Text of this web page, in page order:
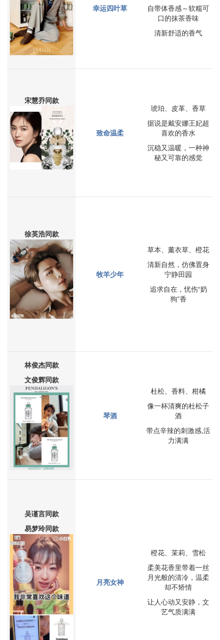
幸运四叶草
自带体香感～软糯可
口的抹茶香味
清新舒适的香气
宋慧乔同款
致命温柔
琥珀、皮革、香草
据说是戴安娜王妃超
喜欢的香水
沉稳又温暖，一种神
秘又可靠的感觉
徐英浩同款
牧羊少年
草本、薰衣草、橙花
清新自然，仿佛置身
宁静田园
追求自在，忧伤“奶
狗”香
林俊杰同款
文俊辉同款
琴酒
杜松、香料、柑橘
像一杯清爽的杜松子
酒
带点辛辣的刺激感,活
力满满
吴谨言同款
易梦玲同款
月亮女神
橙花、茉莉、雪松
柔美花香里带着一丝
月光般的清冷，温柔
却不矫情
让人心动又安静，文
艺气质满满